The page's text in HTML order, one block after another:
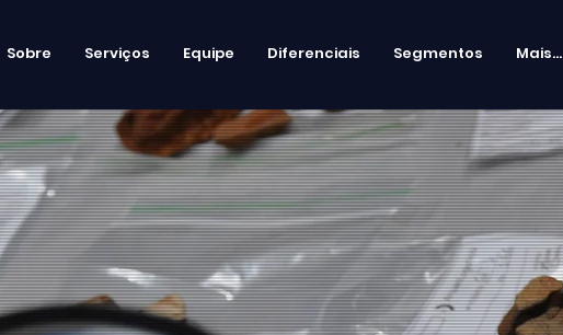
Sobre Serviços Equipe Diferenciais Segmentos Mais...